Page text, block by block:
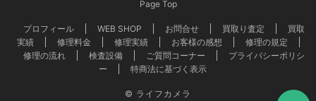
Page Top
プロフィール WEB SHOP お問合せ 買取り査定
買取
実績
修理料金 修理実績 お客様の感想
修理の規定
修理の流れ
検査設備 ご質問コーナー
プライバシーポリシ
ー
特商法に基づく表示
© ライフカメラ